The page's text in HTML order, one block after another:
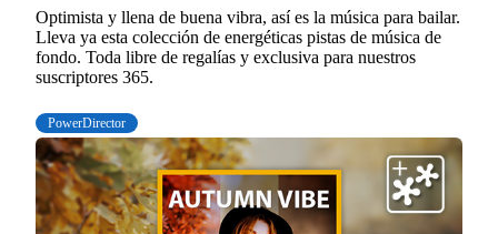
Optimista y llena de buena vibra, así es la música para bailar.
Lleva ya esta colección de energéticas pistas de música de
fondo. Toda libre de regalías y exclusiva para nuestros
suscriptores 365.
PowerDirector